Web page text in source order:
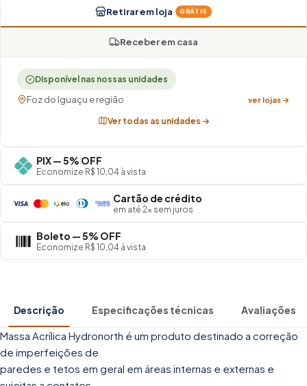
Retirar em loja GRÁTIS
Receber em casa
Disponível nas nossas unidades
Foz do Iguaçu e região ver lojas →
Ver todas as unidades →
PIX — 5% OFF
Economize R$ 10,04 à vista
Cartão de crédito
em até 2× sem juros
Boleto — 5% OFF
Economize R$ 10,04 à vista
Descrição Especificações técnicas Avaliações
Massa Acrílica Hydronorth é um produto destinado a correção
de imperfeições de
paredes e tetos em geral em áreas internas e externas e